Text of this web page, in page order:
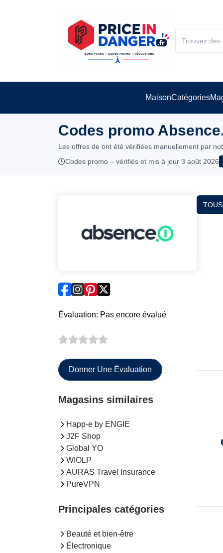
MaisonCatégories
Codes promo
Les offres de ont été vérifiées manuellement par
Codes promo – vérifiés et mis à jour 3 août 2026
Évaluation: Pas encore évalué
Donner Une Évaluation
Magasins similaires
Happ-e by ENGIE
J2F Shop
Global YO
WIOLP
AURAS Travel Insurance
PureVPN
Principales catégories
Beauté et bien-être
Électronique